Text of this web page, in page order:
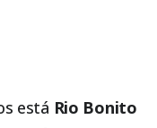
está Rio Bonito